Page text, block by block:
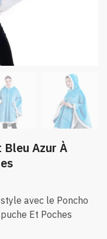
Bleu Azur À
avec le Poncho
Et Poches